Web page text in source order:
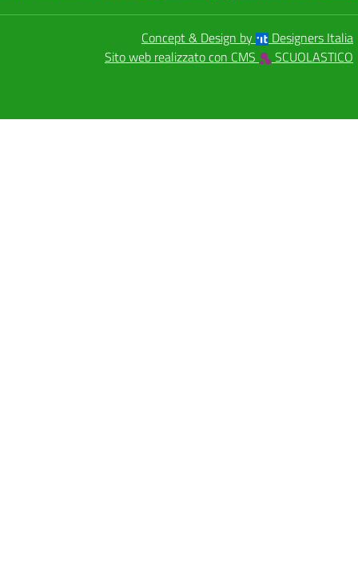
Concept & Design by
Designers Italia
Sito web realizzato con CMS
SCUOLASTICO